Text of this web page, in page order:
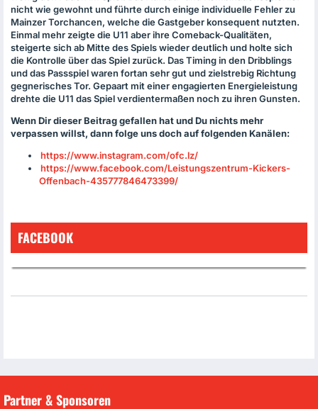
nicht wie gewohnt und führte durch einige individuelle Fehler zu
Mainzer Torchancen, welche die Gastgeber konsequent nutzten.
Einmal mehr zeigte die U11 aber ihre Comeback-Qualitäten,
steigerte sich ab Mitte des Spiels wieder deutlich und holte sich
die Kontrolle über das Spiel zurück. Das Timing in den Dribblings
und das Passspiel waren fortan sehr gut und zielstrebig Richtung
gegnerisches Tor. Gepaart mit einer engagierten Energieleistung
drehte die U11 das Spiel verdientermaßen noch zu ihren Gunsten.
Wenn Dir dieser Beitrag gefallen hat und Du nichts mehr
verpassen willst, dann folge uns doch auf folgenden Kanälen:
https://www.instagram.com/ofc.lz/
https://www.facebook.com/Leistungszentrum-Kickers-
Offenbach-435777846473399/
FACEBOOK
Partner & Sponsoren